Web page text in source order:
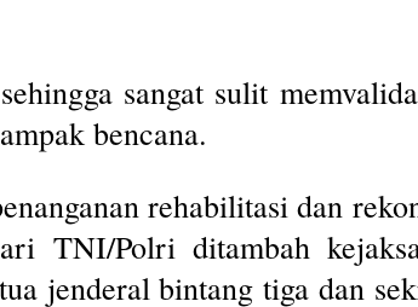
sangat sulit
bencana.
rehabilitasi dan
TNI/Polri ditambah
jenderal bintang tiga dan